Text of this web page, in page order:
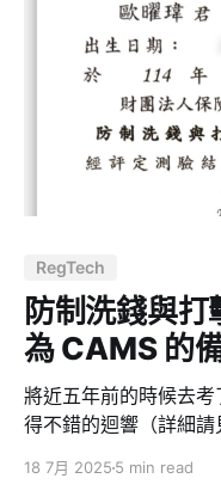
發，我整理出三階段
實用策略。它的目的
間，並且建立自己的知識體系。 第一階
一階段的重點不是理
讀的瓶頸不再是「看
因此我們需要把書當
間深入。以下是速讀的方式： * 看書名、
標題（觀察是否有系統性） * 翻閱幾頁，看語言
述深度、是否有觀點
RegTech
防制洗錢與
為 CAMS 的
將近五年前的時候去
得不錯的迴響（詳細
與打擊資恐專業人員
18 7月 2025 5 min read